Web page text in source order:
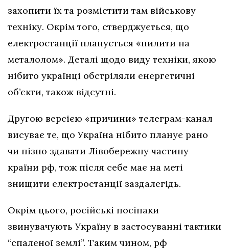
захопити їх та розмістити там військову
техніку. Окрім того, стверджується, що
електростанції планується «пилити на
металолом». Деталі щодо виду техніки, якою
нібито українці обстріляли енергетичні
об’єкти, також відсутні.
Другою версією «причини» телеграм-канал
висуває те, що Україна нібито планує рано
чи пізно здавати Лівобережну частину
країни рф, тож після себе має на меті
знищити електростанції заздалегідь.
Окрім цього, російські посіпаки
звинувачують Україну в застосуванні тактики
“спаленої землі”. Таким чином, рф